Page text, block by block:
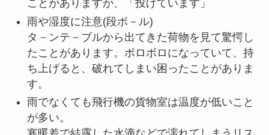
ことがありますが、「投げています」
雨や湿度に注意(段ボ－ル)
タ－ンテ－ブルから出てきた荷物を見て驚愕し
たことがあります。ボロボロになっていて、持
ち上げると、破れてしまい困ったことがありま
す。
雨でなくても飛行機の貨物室は温度が低いこと
が多い。